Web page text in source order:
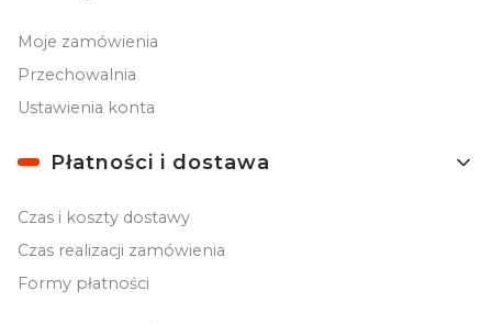
Moje zamówienia
Przechowalnia
Ustawienia konta
Płatności i dostawa
Czas i koszty dostawy
Czas realizacji zamówienia
Formy płatności